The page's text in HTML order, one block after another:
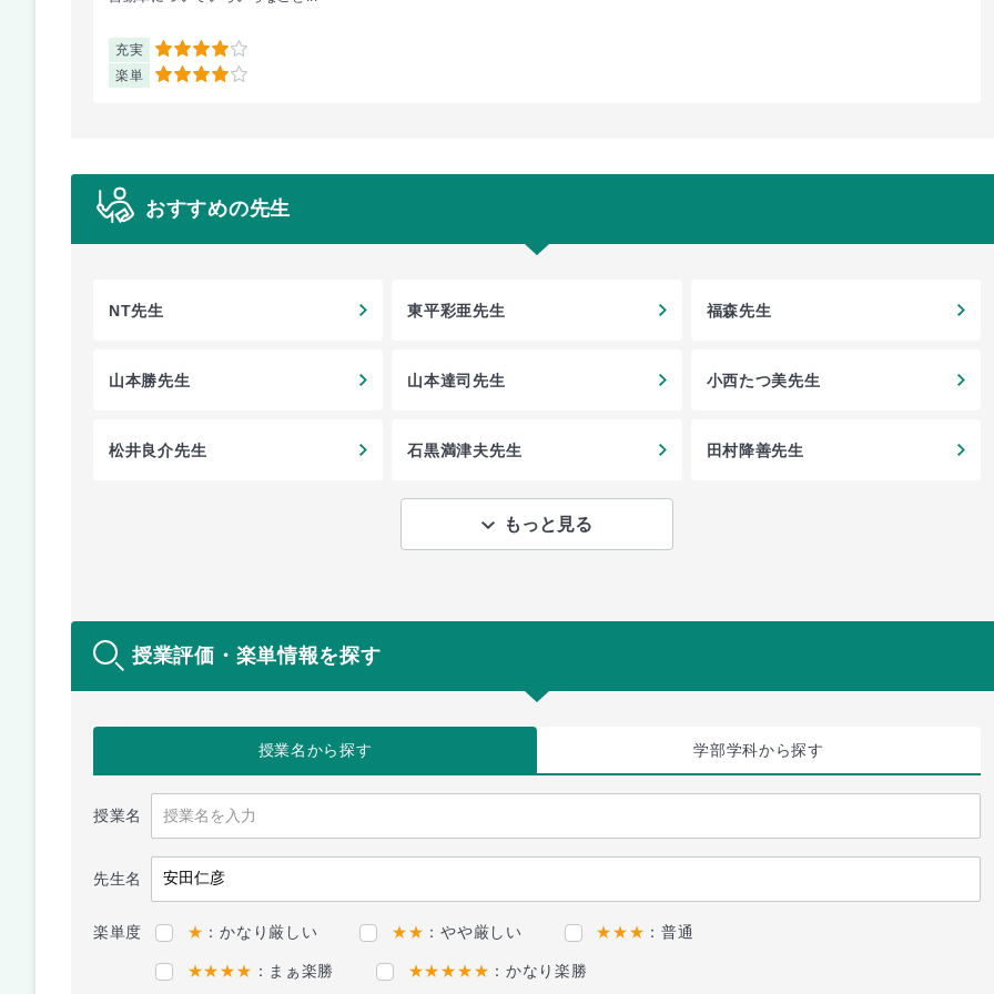
充実 4
楽単 4
おすすめの先生
NT先生 東平彩亜先生 福森先生
山本勝先生 山本達司先生 小西たつ美先生
松井良介先生 石黒満津夫先生 田村降善先生
もっと見る
授業評価・楽単情報を探す
授業名から探す 学部学科から探す
授業名
先生名
楽単度 ★ ：かなり厳しい ★★ ：やや厳しい ★★★ ：普通
★★★★ ：まぁ楽勝 ★★★★★ ：かなり楽勝